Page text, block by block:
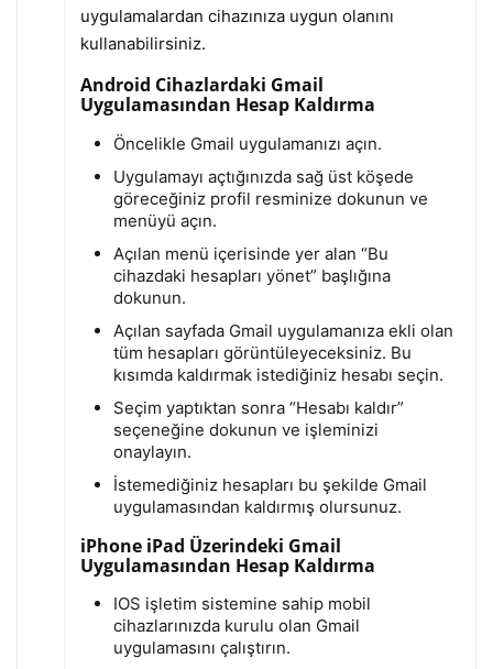
uygulamalardan cihazınıza uygun olanını
kullanabilirsiniz.
Android Cihazlardaki Gmail
Uygulamasından Hesap Kaldırma
Öncelikle Gmail uygulamanızı açın.
Uygulamayı açtığınızda sağ üst köşede
göreceğiniz profil resminize dokunun ve
menüyü açın.
Açılan menü içerisinde yer alan “Bu
cihazdaki hesapları yönet” başlığına
dokunun.
Açılan sayfada Gmail uygulamanıza ekli olan
tüm hesapları görüntüleyeceksiniz. Bu
kısımda kaldırmak istediğiniz hesabı seçin.
Seçim yaptıktan sonra “Hesabı kaldır”
seçeneğine dokunun ve işleminizi
onaylayın.
İstemediğiniz hesapları bu şekilde Gmail
uygulamasından kaldırmış olursunuz.
iPhone iPad Üzerindeki Gmail
Uygulamasından Hesap Kaldırma
IOS işletim sistemine sahip mobil
cihazlarınızda kurulu olan Gmail
uygulamasını çalıştırın.